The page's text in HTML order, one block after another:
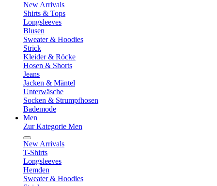
New Arrivals
Shirts & Tops
Longsleeves
Blusen
Sweater & Hoodies
Strick
Kleider & Röcke
Hosen & Shorts
Jeans
Jacken & Mäntel
Unterwäsche
Socken & Strumpfhosen
Bademode
Men
Zur Kategorie Men
New Arrivals
T-Shirts
Longsleeves
Hemden
Sweater & Hoodies